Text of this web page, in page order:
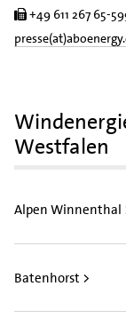
Fax
+49 611 267 65-
Westfalen
Alpen Winnenthal
Batenhorst >